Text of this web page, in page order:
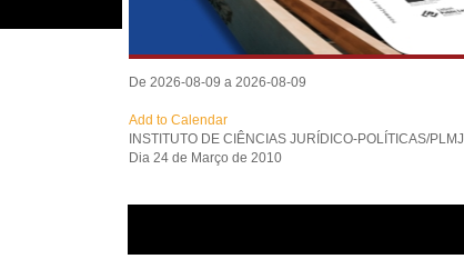
De 2026-08-09 a 2026-08-09
Add to Calendar
INSTITUTO DE CIÊNCIAS JURÍDICO-POLÍTICAS/PLMJ
Dia 24 de Março de 2010